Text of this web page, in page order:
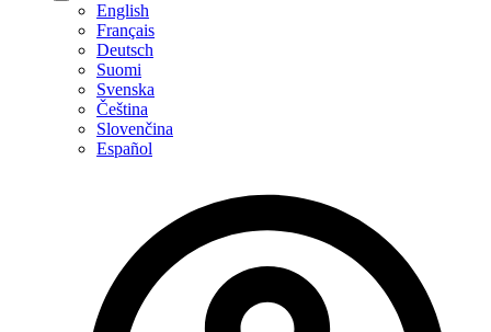
English
Français
Deutsch
Suomi
Svenska
Čeština
Slovenčina
Español